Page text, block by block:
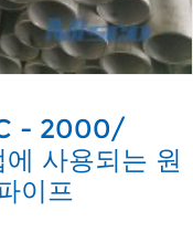
- 2000/
사용되는 원
이프